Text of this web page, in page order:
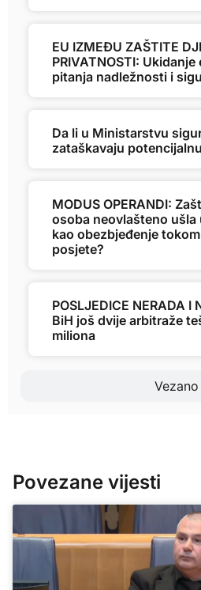
Vezano
EU IZMEĐU ZAŠTITE
PRIVATNOSTI:
pitanja nadležnosti i
Da li u Ministarstvu
zataškavaju
MODUS OPERANDI:
osoba neovlašteno ušla
kao obezbjeđenje
posjete?
POSLJEDICE NERADA I
BiH još dvije arbitraže
miliona
Povezane vijesti